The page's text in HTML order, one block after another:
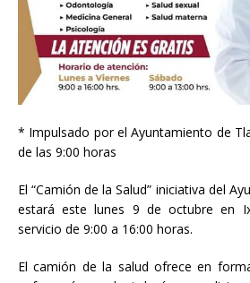
* Impulsado por el Ayuntamiento de
de las 9:00 horas
El “Camión de la Salud” iniciativa del
estará este lunes 9 de octubre en
servicio de 9:00 a 16:00 horas.
El camión de la salud ofrece en